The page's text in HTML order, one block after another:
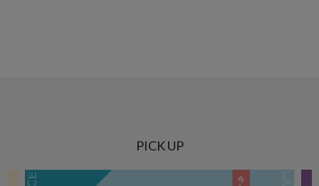
PICK UP